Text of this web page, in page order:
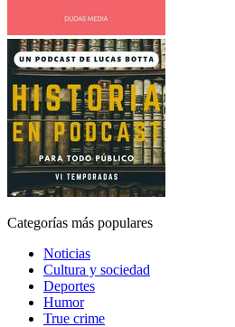
Categorías más populares
Noticias
Cultura y sociedad
Deportes
Humor
True crime